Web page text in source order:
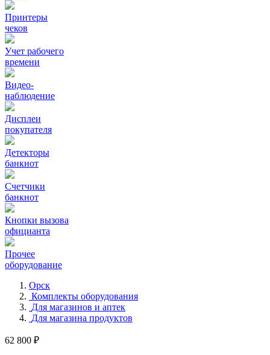
Принтеры
чеков
Учет рабочего
времени
Видео‑
наблюдение
Дисплеи
покупателя
Детекторы
банкнот
Счетчики
банкнот
Кнопки вызова
официанта
Прочее
оборудование
Орск
Комплекты оборудования
Для магазинов и аптек
Для магазина продуктов
62 800 ₽